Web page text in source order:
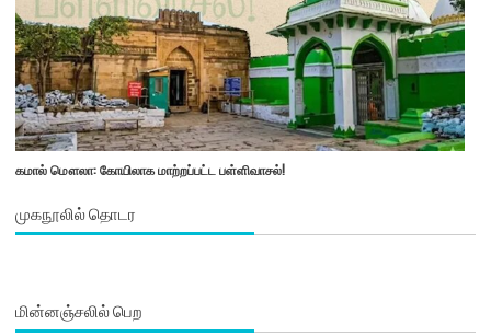
கமால் மௌலா: கோயிலாக மாற்றப்பட்ட பள்ளிவாசல்!
முகநூலில் தொடர
மின்னஞ்சலில் பெற